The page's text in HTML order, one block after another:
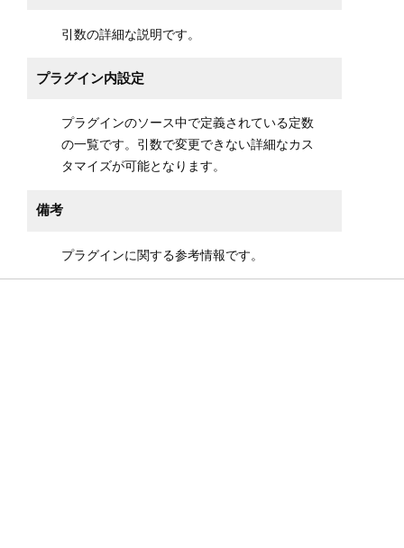
引数の詳細な説明です。
プラグイン内設定
プラグインのソース中で定義されている定数
の一覧です。引数で変更できない詳細なカス
タマイズが可能となります。
備考
プラグインに関する参考情報です。